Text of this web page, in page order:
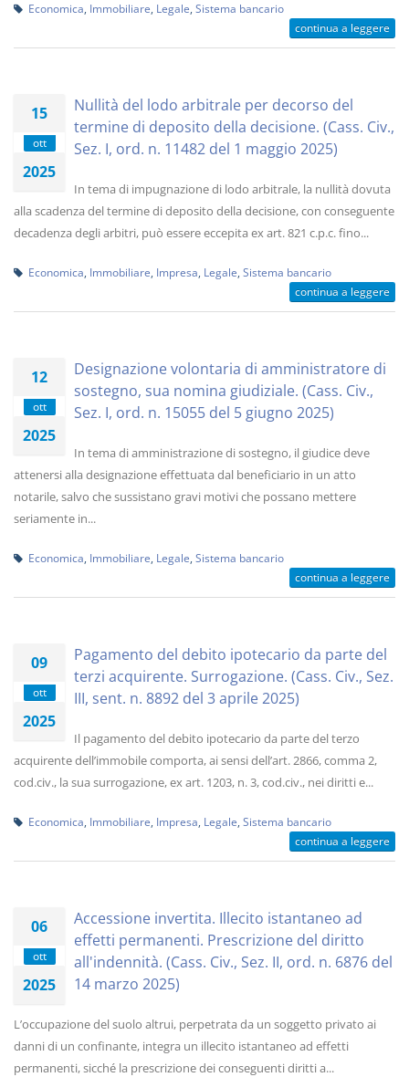
Economica Immobiliare Legale Sistema bancario
continua a leggere
15
ott
2025
Nullità del lodo arbitrale per decorso del
termine di deposito della decisione. (Cass. Civ.,
Sez. I, ord. n. 11482 del 1 maggio 2025)
In tema di impugnazione di lodo arbitrale, la nullità dovuta
alla scadenza del termine di deposito della decisione, con conseguente
decadenza degli arbitri, può essere eccepita ex art. 821 c.p.c. fino...
Economica Immobiliare Impresa Legale Sistema bancario
continua a leggere
12
ott
2025
Designazione volontaria di amministratore di
sostegno, sua nomina giudiziale. (Cass. Civ.,
Sez. I, ord. n. 15055 del 5 giugno 2025)
In tema di amministrazione di sostegno, il giudice deve
attenersi alla designazione effettuata dal beneficiario in un atto
notarile, salvo che sussistano gravi motivi che possano mettere
seriamente in...
Economica Immobiliare Legale Sistema bancario
continua a leggere
09
ott
2025
Pagamento del debito ipotecario da parte del
terzi acquirente. Surrogazione. (Cass. Civ., Sez.
III, sent. n. 8892 del 3 aprile 2025)
Il pagamento del debito ipotecario da parte del terzo
acquirente dell’immobile comporta, ai sensi dell’art. 2866, comma 2,
cod.civ., la sua surrogazione, ex art. 1203, n. 3, cod.civ., nei diritti e...
Economica Immobiliare Impresa Legale Sistema bancario
continua a leggere
06
ott
2025
Accessione invertita. Illecito istantaneo ad
effetti permanenti. Prescrizione del diritto
all'indennità. (Cass. Civ., Sez. II, ord. n. 6876 del
14 marzo 2025)
L’occupazione del suolo altrui, perpetrata da un soggetto privato ai
danni di un confinante, integra un illecito istantaneo ad effetti
permanenti, sicché la prescrizione dei conseguenti diritti a...